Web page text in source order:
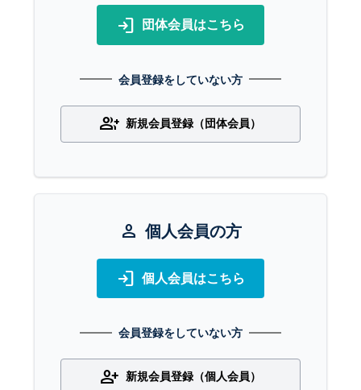
login 団体会員はこちら
会員登録をしていない方
group_add 新規会員登録（団体会員）
person 個人会員の方
login 個人会員はこちら
会員登録をしていない方
person_add 新規会員登録（個人会員）